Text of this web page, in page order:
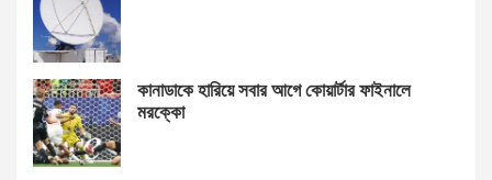
কানাডাকে হারিয়ে সবার আগে কোয়ার্টার ফাইনালে
মরক্কো